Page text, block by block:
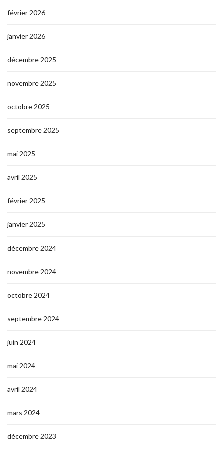
février 2026
janvier 2026
décembre 2025
novembre 2025
octobre 2025
septembre 2025
mai 2025
avril 2025
février 2025
janvier 2025
décembre 2024
novembre 2024
octobre 2024
septembre 2024
juin 2024
mai 2024
avril 2024
mars 2024
décembre 2023